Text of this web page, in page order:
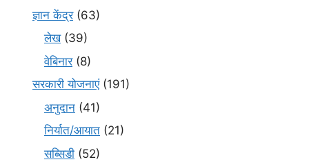
ज्ञान केंद्र(63)
लेख(39)
वेबिनार(8)
सरकारी योजनाएं(191)
अनुदान (41)
निर्यात/आयात (21)
सब्सिडी (52)